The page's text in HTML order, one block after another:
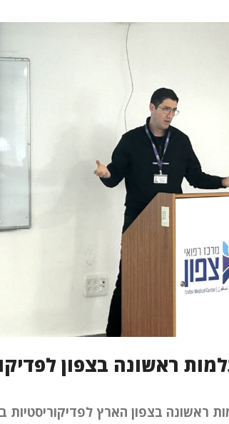
ראשונה בצפון
ראשונה בצפון הארץ